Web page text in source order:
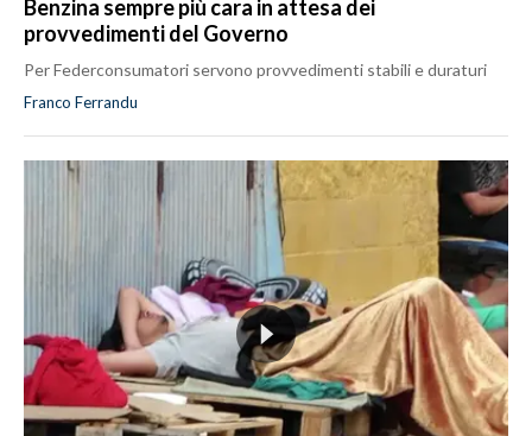
Benzina sempre più cara in attesa dei
provvedimenti del Governo
Per Federconsumatori servono provvedimenti stabili e duraturi
Franco Ferrandu